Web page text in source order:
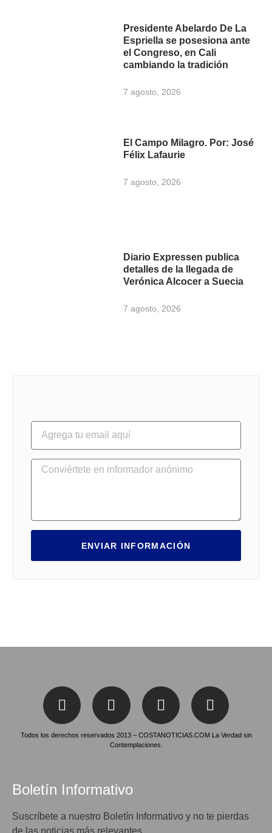
Presidente Abelardo De La
Espriella se posesiona ante
el Congreso, en Cali
cambiando la tradición
7 agosto, 2026
El Campo Milagro. Por: José
Félix Lafaurie
7 agosto, 2026
Diario Expressen publica
detalles de la llegada de
Verónica Alcocer a Suecia
7 agosto, 2026
ENVIAR INFORMACIÓN
Todos los derechos reservados 2013 – COSTANOTICIAS.COM La Verdad sin
Contemplaciones.
Boletín Informativo
Suscríbete a nuestro Boletín Informativo y no te pierdas